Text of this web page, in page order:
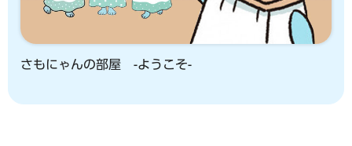
さもにゃんの部屋 -ようこそ-